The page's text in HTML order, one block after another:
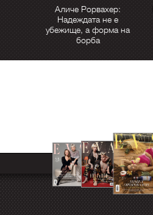
Аличе Рорвахер:
Надеждата не е
убежище, а форма на
борба